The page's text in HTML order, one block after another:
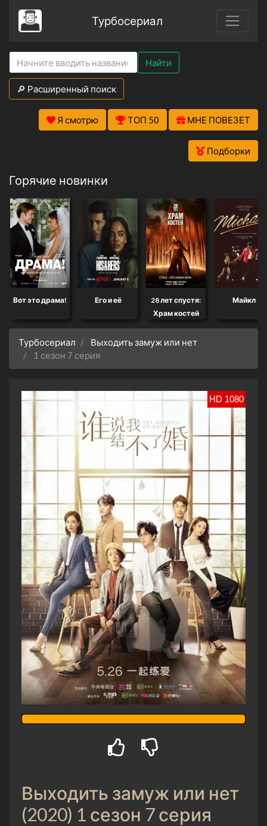
Турбосериал
Найти
🔎 Расширенный поиск
Я смотрю ТОП 50 МНЕ ПОВЕЗЕТ
Подборки
Горячие новинки
Вот это драма! Его и её
28 лет спустя:
Храм костей
Майкл
Турбосериал
Выходить замуж или нет
1 сезон 7 серия
HD 1080
Выходить замуж или нет
(2020) 1 сезон 7 серия